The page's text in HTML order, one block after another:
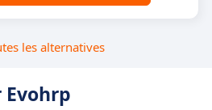
les alternatives